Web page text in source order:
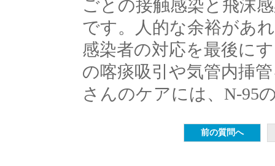
ごとの接触感染と飛沫
です。人的な余裕があ
感染者の対応を最後に
の喀痰吸引や気管内挿
さんのケアには、N-95